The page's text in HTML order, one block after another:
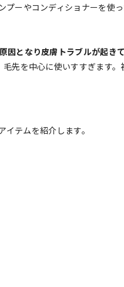
ーやコンディショナーを使
となり皮膚トラブルが起き
毛先を中心に使いすすぎます
イテムを紹介します。